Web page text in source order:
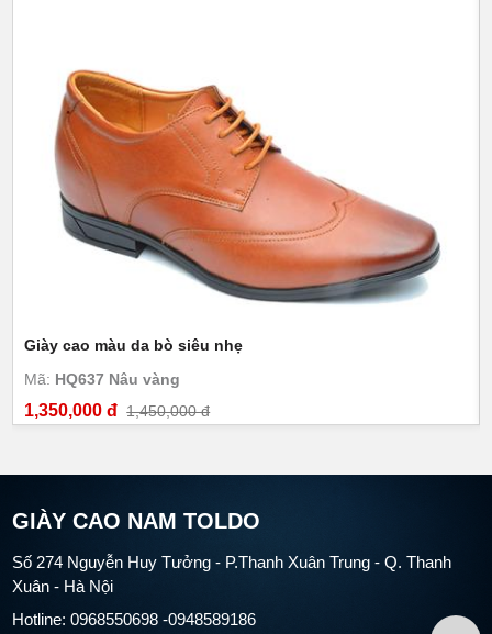
Giày cao màu da bò siêu nhẹ
Mã: HQ637 Nâu vàng
1,350,000 đ 1,450,000 đ
GIÀY CAO NAM TOLDO
Số 274 Nguyễn Huy Tưởng - P.Thanh Xuân Trung - Q. Thanh
Xuân - Hà Nội
Hotline: 0968550698 -0948589186